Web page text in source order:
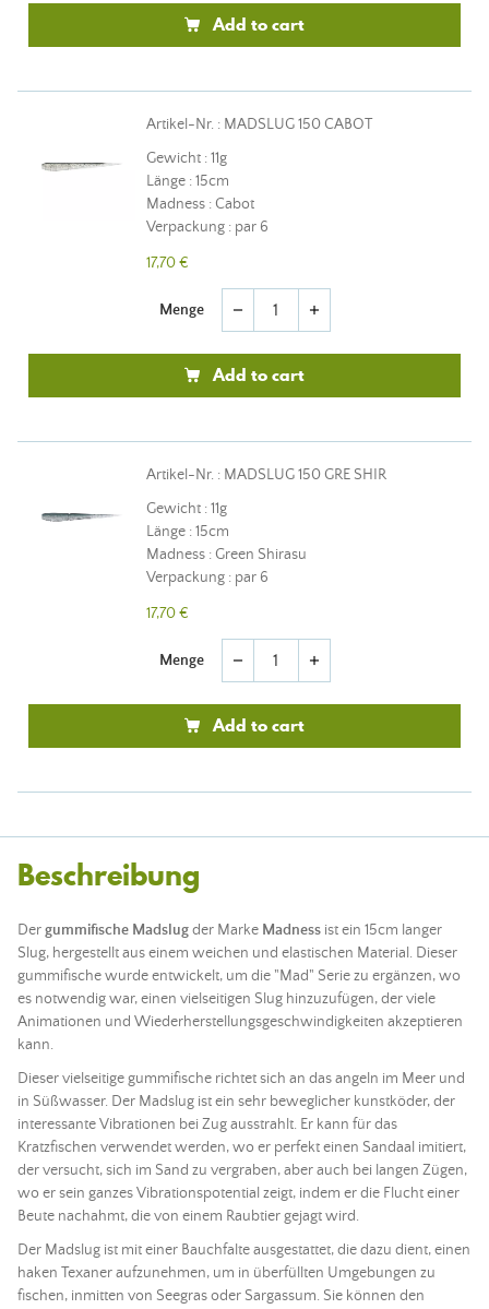
Add to cart
Artikel-Nr. : MADSLUG 150 CABOT
Gewicht : 11g
Länge : 15cm
Madness : Cabot
Verpackung : par 6
17,70 €
Menge remove add
Add to cart
Artikel-Nr. : MADSLUG 150 GRE SHIR
Gewicht : 11g
Länge : 15cm
Madness : Green Shirasu
Verpackung : par 6
17,70 €
Menge remove add
Add to cart
Beschreibung
Dergummifische Madslugder Marke Madness ist ein 15cm langer
Slug, hergestellt aus einem weichen und elastischen Material. Dieser
gummifische wurde entwickelt, um die "Mad" Serie zu ergänzen, wo
es notwendig war, einen vielseitigen Slug hinzuzufügen, der viele
Animationen und Wiederherstellungsgeschwindigkeiten akzeptieren
kann.
Dieser vielseitige gummifische richtet sich an das angeln im Meer und
in Süßwasser. Der Madslug ist ein sehr beweglicher kunstköder, der
interessante Vibrationen bei Zug ausstrahlt. Er kann für das
Kratzfischen verwendet werden, wo er perfekt einen Sandaal imitiert,
der versucht, sich im Sand zu vergraben, aber auch bei langen Zügen,
wo er sein ganzes Vibrationspotential zeigt, indem er die Flucht einer
Beute nachahmt, die von einem Raubtier gejagt wird.
Der Madslug ist mit einer Bauchfalte ausgestattet, die dazu dient, einen
haken Texaner aufzunehmen, um in überfüllten Umgebungen zu
fischen, inmitten von Seegras oder Sargassum. Sie können den